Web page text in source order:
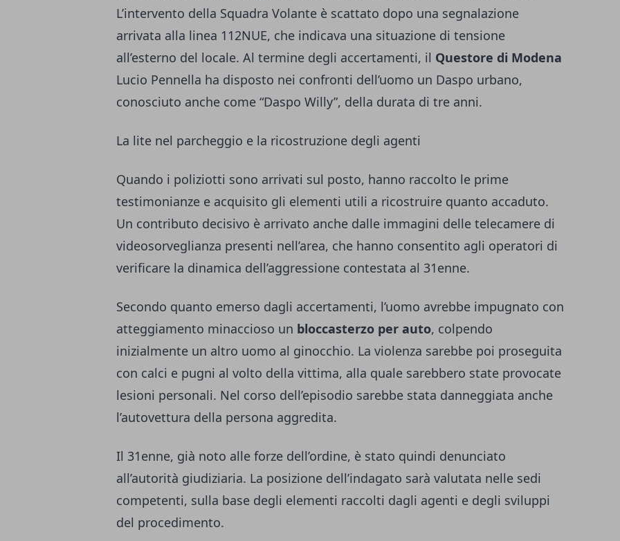
L’intervento della Squadra Volante è scattato dopo una segnalazione
arrivata alla linea 112NUE, che indicava una situazione di tensione
all’esterno del locale. Al termine degli accertamenti, il Questore di Modena
Lucio Pennella ha disposto nei confronti dell’uomo un Daspo urbano,
conosciuto anche come “Daspo Willy”, della durata di tre anni.
La lite nel parcheggio e la ricostruzione degli agenti
Quando i poliziotti sono arrivati sul posto, hanno raccolto le prime
testimonianze e acquisito gli elementi utili a ricostruire quanto accaduto.
Un contributo decisivo è arrivato anche dalle immagini delle telecamere di
videosorveglianza presenti nell’area, che hanno consentito agli operatori di
verificare la dinamica dell’aggressione contestata al 31enne.
Secondo quanto emerso dagli accertamenti, l’uomo avrebbe impugnato con
atteggiamento minaccioso un bloccasterzo per auto, colpendo
inizialmente un altro uomo al ginocchio. La violenza sarebbe poi proseguita
con calci e pugni al volto della vittima, alla quale sarebbero state provocate
lesioni personali. Nel corso dell’episodio sarebbe stata danneggiata anche
l’autovettura della persona aggredita.
Il 31enne, già noto alle forze dell’ordine, è stato quindi denunciato
all’autorità giudiziaria. La posizione dell’indagato sarà valutata nelle sedi
competenti, sulla base degli elementi raccolti dagli agenti e degli sviluppi
del procedimento.